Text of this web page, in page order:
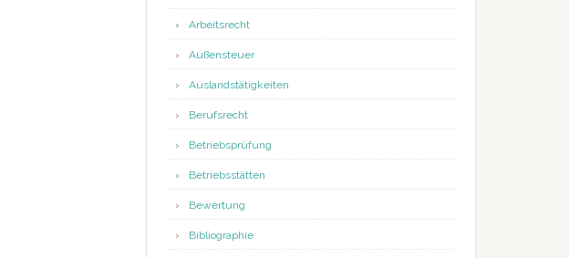
Arbeitsrecht
Außensteuer
Auslandstätigkeiten
Berufsrecht
Betriebsprüfung
Betriebsstätten
Bewertung
Bibliographie